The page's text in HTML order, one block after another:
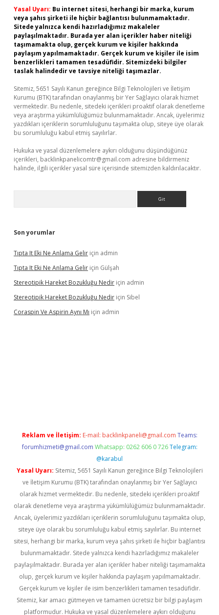
Yasal Uyarı: Bu internet sitesi, herhangi bir marka, kurum
veya şahıs şirketi ile hiçbir bağlantısı bulunmamaktadır.
Sitede yalnızca kendi hazırladığımız makaleler
paylaşılmaktadır. Burada yer alan içerikler haber niteliği
taşımamakta olup, gerçek kurum ve kişiler hakkında
paylaşım yapılmamaktadır. Gerçek kurum ve kişiler ile isim
benzerlikleri tamamen tesadüfidir. Sitemizdeki bilgiler
taslak halindedir ve tavsiye niteliği taşımazlar.
Sitemiz, 5651 Sayılı Kanun gereğince Bilgi Teknolojileri ve İletişim
Kurumu (BTK) tarafından onaylanmış bir Yer Sağlayıcı olarak hizmet
vermektedir. Bu nedenle, sitedeki içerikleri proaktif olarak denetleme
veya araştırma yükümlülüğümüz bulunmamaktadır. Ancak, üyelerimiz
yazdıkları içeriklerin sorumluluğunu taşımakta olup, siteye üye olarak
bu sorumluluğu kabul etmiş sayılırlar.
Hukuka ve yasal düzenlemelere aykırı olduğunu düşündüğünüz
içerikleri, backlinkpanelicomtr@gmail.com adresine bildirmeniz
halinde, ilgili içerikler yasal süre içerisinde sitemizden kaldırılacaktır.
Son yorumlar
Tıpta It Eki Ne Anlama Gelir için admin
Tıpta It Eki Ne Anlama Gelir için Gülşah
Stereotipik Hareket Bozukluğu Nedir için admin
Stereotipik Hareket Bozukluğu Nedir için Sibel
Coraspin Ve Aspirin Aynı Mı için admin
Reklam ve İletişim: E-mail: backlinkpaneli@gmail.com Teams:
forumhizmeti@gmail.com Whatsapp: 0262 606 0 726 Telegram:
@karabul
Yasal Uyarı: Sitemiz, 5651 Sayılı Kanun gereğince Bilgi Teknolojileri
ve İletişim Kurumu (BTK) tarafından onaylanmış bir Yer Sağlayıcı
olarak hizmet vermektedir. Bu nedenle, sitedeki içerikleri proaktif
olarak denetleme veya araştırma yükümlülüğümüz bulunmamaktadır.
Ancak, üyelerimiz yazdıkları içeriklerin sorumluluğunu taşımakta olup,
siteye üye olarak bu sorumluluğu kabul etmiş sayılırlar. Bu internet
sitesi, herhangi bir marka, kurum veya şahıs şirketi ile hiçbir bağlantısı
bulunmamaktadır. Sitede yalnızca kendi hazırladığımız makaleler
paylaşılmaktadır. Burada yer alan içerikler haber niteliği taşımamakta
olup, gerçek kurum ve kişiler hakkında paylaşım yapılmamaktadır.
Gerçek kurum ve kişiler ile isim benzerlikleri tamamen tesadüfidir.
Sitemiz, kar amacı gütmeyen ve tamamen ücretsiz bir bilgi paylaşım
platformudur. Hukuka ve yasal düzenlemelere aykırı olduğunu